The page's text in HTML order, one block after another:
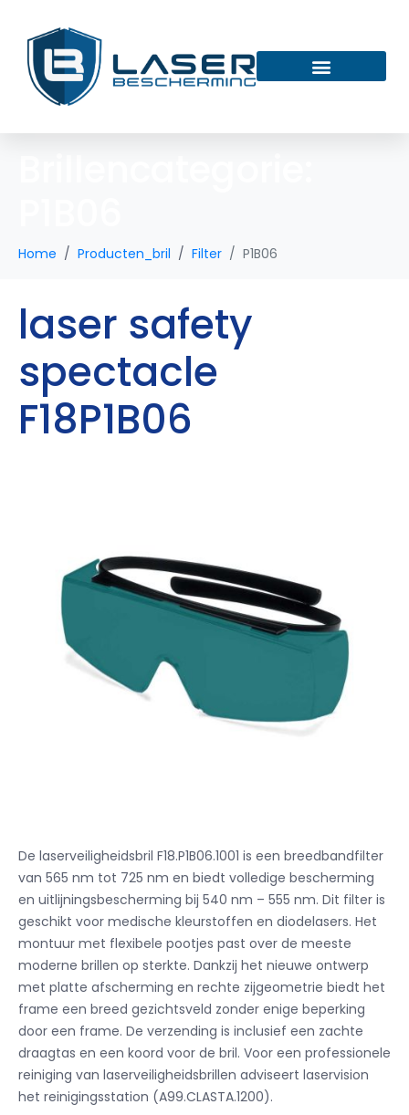
Home Producten_bril Filter P1B06
laser safety
spectacle
F18P1B06
De laserveiligheidsbril F18.P1B06.1001 is een breedbandfilter
van 565 nm tot 725 nm en biedt volledige bescherming
en uitlijningsbescherming bij 540 nm – 555 nm. Dit filter is
geschikt voor medische kleurstoffen en diodelasers. Het
montuur met flexibele pootjes past over de meeste
moderne brillen op sterkte. Dankzij het nieuwe ontwerp
met platte afscherming en rechte zijgeometrie biedt het
frame een breed gezichtsveld zonder enige beperking
door een frame. De verzending is inclusief een zachte
draagtas en een koord voor de bril. Voor een professionele
reiniging van laserveiligheidsbrillen adviseert laservision
het reinigingsstation (A99.CLASTA.1200).